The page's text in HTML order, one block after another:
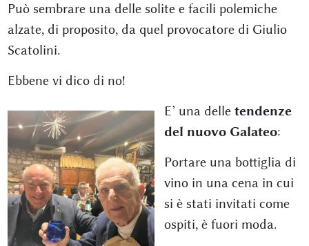
Può sembrare una delle solite e facili polemiche
alzate, di proposito, da quel provocatore di Giulio
Scatolini.
Ebbene vi dico di no!
E’ una delle tendenze
del nuovo Galateo:
Portare una bottiglia di
vino in una cena in cui
si è stati invitati come
ospiti, è fuori moda.